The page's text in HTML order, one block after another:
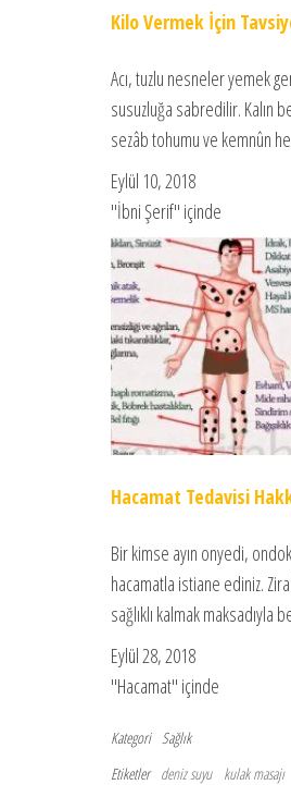
Kilo Vermek İçin
Acı, tuzlu nesneler yemek
susuzluğa sabredilir. Kalın
sezâb tohumu ve kemnûn
Eylül 10, 2018
"İbni Şerif" içinde
Hacamat Tedavisi
Bir kimse ayın onyedi,
hacamatla istiane ediniz.
sağlıklı kalmak
Eylül 28, 2018
"Hacamat" içinde
Kategori
Sağlık
Etiketler deniz suyu kulak masajı